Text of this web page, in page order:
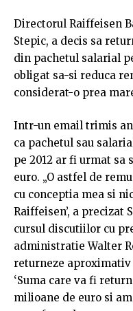
Directorul Raiffeisen
Stepic, a decis sa
din pachetul salarial
obligat sa-si reduca
considerat-o prea
Intr-un email trimis
ca pachetul sau
pe 2012 ar fi urmat sa
euro. „O astfel de
cu conceptia mea si
Raiffeisen’, a precizat
cursul discutiilor cu
administratie Walter
returneze
‘Suma care va fi
milioane de euro si